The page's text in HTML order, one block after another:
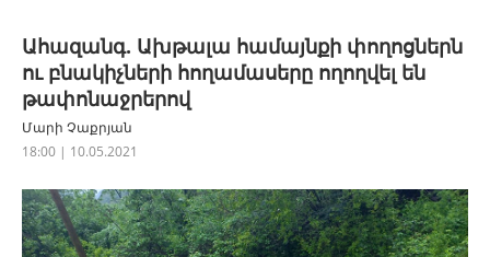
Ահազանգ. Ախթալա համայնքի փողոցներն
ու բնակիչների հողամասերը ողողվել են
թափոնաջրերով
Մարի Չաքրյան
18:00 | 10.05.2021